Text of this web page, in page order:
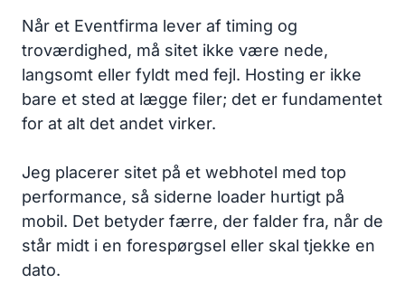
Når et Eventfirma lever af timing og
troværdighed, må sitet ikke være nede,
langsomt eller fyldt med fejl. Hosting er ikke
bare et sted at lægge filer; det er fundamentet
for at alt det andet virker.
Jeg placerer sitet på et webhotel med top
performance, så siderne loader hurtigt på
mobil. Det betyder færre, der falder fra, når de
står midt i en forespørgsel eller skal tjekke en
dato.